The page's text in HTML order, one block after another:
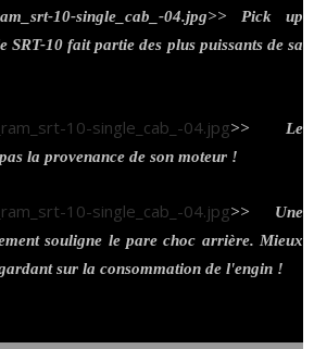
>> Pick up
SRT-10 fait partie des plus puissants de sa
>> Le
la provenance de son moteur !
>> Une
souligne le pare choc arrière. Mieux
sur la consommation de l'engin !